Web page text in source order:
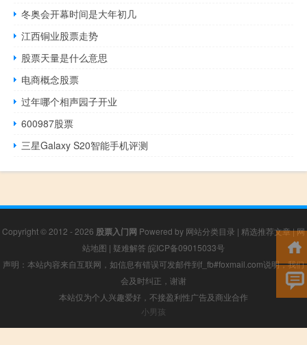
冬奥会开幕时间是大年初几
江西铜业股票走势
股票天量是什么意思
电商概念股票
过年哪个相声园子开业
600987股票
三星Galaxy S20智能手机评测
Copyright © 2012 - 2026 股票入门网 Powered by 网站分类目录 | 精选推荐文章|网
站地图 | 疑难解答 皖ICP备09015033号
声明：本站内容来自互联网，如信息有错误可发邮件到f_fb#foxmail.com说明，我们
会及时纠正，谢谢
本站仅为个人兴趣爱好，不接盈利性广告及商业合作
小男孩